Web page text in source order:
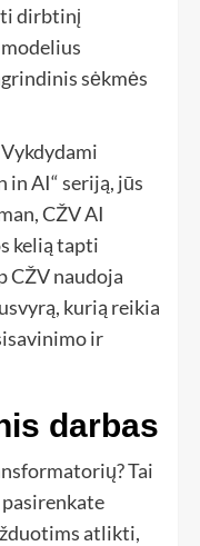
dirbtinį
sėkmės
Vykdydami
in AI“ seriją, jūs
CŽV AI
kelią tapti
CŽV naudoja
kurią reikia
ir
darbas
Tai
atlikti,